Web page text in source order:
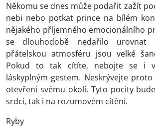
Někomu se dnes může podařit zažít
nebi nebo potkat prince na bílém
nějakého příjemného emocionálního
se dlouhodobě nedařilo urovnat
přátelskou atmosféru jsou velké
Pokud to tak cítíte, nebojte se i
láskyplným gestem. Neskrývejte
otevřeni svému okolí. Tyto pocity
srdci, tak i na rozumovém cítění.
Ryby